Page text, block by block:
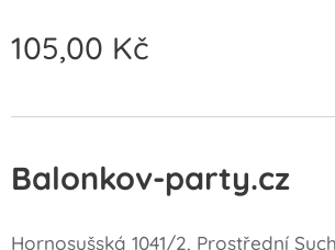
105,00 Kč
Balonkov-party.cz
Hornosušská 1041/2, Prostřední